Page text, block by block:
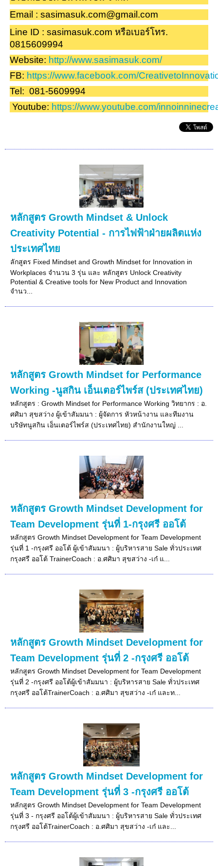
Email : sasimasuk.com@gmail.com
Line ID : sasimasuk.com หรือเบอร์โทร.
0815609994
Website: http://www.sasimasuk.com/
FB: https://www.facebook.com/
Tel: 081-5609994
Youtube: https://www.youtube.com/
หลักสูตร Growth Mindset & Unlock
Creativity Potential - การไฟฟ้าฝ่ายผลิตแห่ง
ประเทศไทย
ลักสูตร Fixed Mindset and Growth Mindset for Innovation in
Workplaces จำนวน 3 รุ่น และ หลักสูตร Unlock Creativity
Potential & Creative tools for New Product and Innovation
จำนว...
หลักสูตร Growth Mindset for Performance
Working -นูสกิน เอ็นเตอร์ไพร์ส (ประเทศไทย)
หลักสูตร : Growth Mindset for Performance Working วิทยากร : อ.
ศศิมา สุขสว่าง ผู้เข้าสัมมนา : ผู้จัดการ หัวหน้างาน และทีมงาน
บริษัทนูสกิน เอ็นเตอร์ไพร์ส (ประเทศไทย) สำนักงานใหญ่ ...
หลักสูตร Growth Mindset Development for
Team Development รุ่นที่ 1-กรุงศรี ออโต้
หลักสูตร Growth Mindset Development for Team Development
รุ่นที่ 1 -กรุงศรี ออโต้ ผู้เข้าสัมมนา : ผู้บริหารสาย Sale ทั่วประเทศ
กรุงศรี ออโต้ TrainerCoach : อ.ศศิมา สุขสว่าง -เก๋ แ...
หลักสูตร Growth Mindset Development for
Team Development รุ่นที่ 2 -กรุงศรี ออโต้
หลักสูตร Growth Mindset Development for Team Development
รุ่นที่ 2 -กรุงศรี ออโต้ผู้เข้าสัมมนา : ผู้บริหารสาย Sale ทั่วประเทศ
กรุงศรี ออโต้TrainerCoach : อ.ศศิมา สุขสว่าง -เก๋ และท...
หลักสูตร Growth Mindset Development for
Team Development รุ่นที่ 3 -กรุงศรี ออโต้
หลักสูตร Growth Mindset Development for Team Development
รุ่นที่ 3 - กรุงศรี ออโต้ผู้เข้าสัมมนา : ผู้บริหารสาย Sale ทั่วประเทศ
กรุงศรี ออโต้TrainerCoach : อ.ศศิมา สุขสว่าง -เก๋ และ...